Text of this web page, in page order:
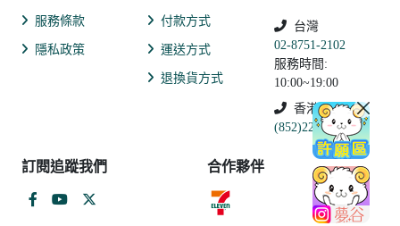
服務條款
隱私政策
付款方式
運送方式
退換貨方式
台灣
02-8751-2102
服務時間:
10:00~19:00
香港
(852)2250-9311
訂閱追蹤我們 合作夥伴